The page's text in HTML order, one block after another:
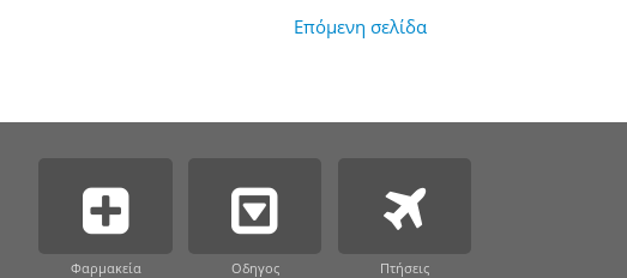
Επόμενη σελίδα
Φαρμακεία
Οδηγος
Πτήσεις